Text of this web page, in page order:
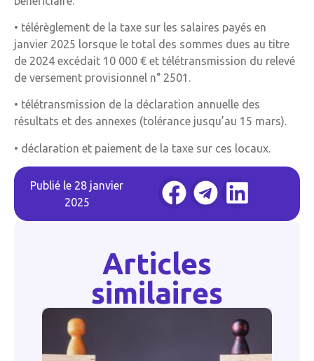
• télérèglement de la taxe sur les salaires payés en
janvier 2025 lorsque le total des sommes dues au titre
de 2024 excédait 10 000 € et télétransmission du relevé
de versement provisionnel n° 2501.
• télétransmission de la déclaration annuelle des
résultats et des annexes (tolérance jusqu’au 15 mars).
• déclaration et paiement de la taxe sur ces locaux.
Publié le 28 janvier
2025
Articles
similaires